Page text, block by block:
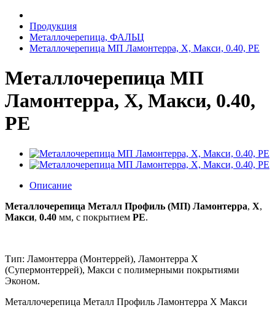
Продукция
Металлочерепица, ФАЛЬЦ
Металлочерепица МП Ламонтерра, X, Макси, 0.40, PE
Металлочерепица МП
Ламонтерра, X, Макси, 0.40,
PE
Описание
Металлочерепица Металл Профиль (МП) Ламонтерра, X,
Макси, 0.40 мм, с покрытием PE.
Тип: Ламонтерра (Монтеррей), Ламонтерра X
(Супермонтеррей), Макси с полимерными покрытиями
Эконом.
Металлочерепица Металл Профиль Ламонтерра X Макси